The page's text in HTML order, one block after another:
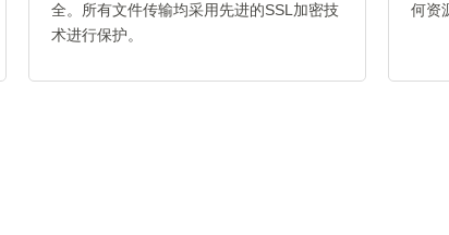
全。所有文件传输均采用先进的SSL加密技
术进行保护。
何资